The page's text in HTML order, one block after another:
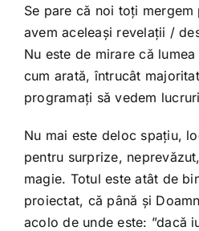
Se pare că noi toți
avem aceleași revelații /
Nu este de mirare că
cum arată, întrucât
programați să vedem
Nu mai este deloc spațiu,
pentru surprize,
magie. Totul este atât de
proiectat, că până și
acolo de unde este: ”dacă